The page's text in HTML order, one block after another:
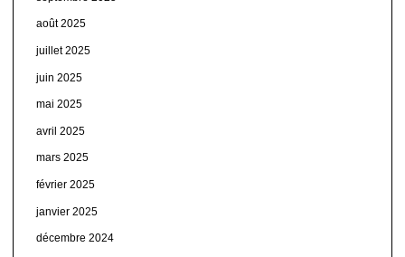
août 2025
juillet 2025
juin 2025
mai 2025
avril 2025
mars 2025
février 2025
janvier 2025
décembre 2024